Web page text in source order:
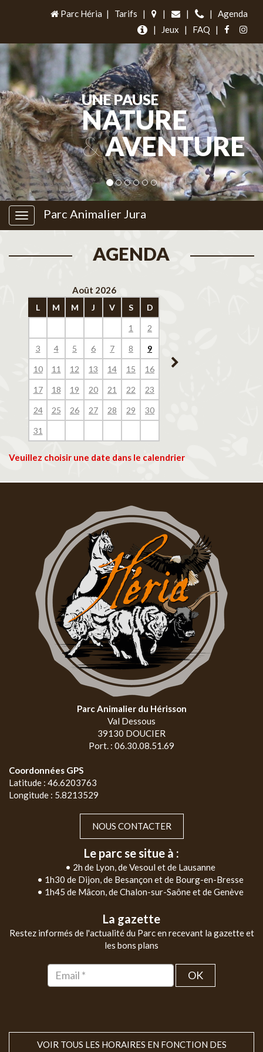
Parc Héria | Tarifs | | | |
Agenda
|
Jeux | FAQ |
UNE PAUSE
NATURE
&AVENTURE
Parc Animalier Jura
AGENDA
Août 2026
L M M J V S D
1 2
3 4 5 6 7 8 9
10 11 12 13 14 15 16
17 18 19 20 21 22 23
24 25 26 27 28 29 30
31
14
Veuillez choisir une date dans le calendrier
Parc Animalier du Hérisson
Val Dessous
39130 DOUCIER
Port. : 06.30.08.51.69
Coordonnées GPS
Latitude : 46.6203763
Longitude : 5.8213529
NOUS CONTACTER
Le parc se situe à :
• 2h de Lyon, de Vesoul et de Lausanne
• 1h30 de Dijon, de Besançon et de Bourg-en-Bresse
• 1h45 de Mâcon, de Chalon-sur-Saône et de Genève
La gazette
Restez informés de l'actualité du Parc en recevant la gazette et
les bons plans
OK
VOIR TOUS LES HORAIRES EN FONCTION DES